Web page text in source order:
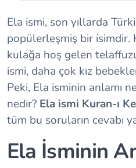
Ela ismi, son yıllarda
popülerleşmiş bir isimdir.
kulağa hoş gelen
ismi, daha çok kız
Peki, Ela isminin anlamı
nedir? Ela ismi Kuran-ı
tüm bu soruların cevabı
Ela İsminin